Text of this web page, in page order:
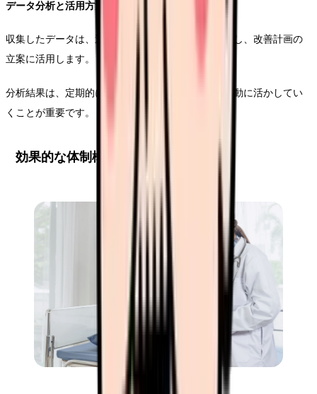
データ分析と活用方法
収集したデータは、適切な分析ツールを用いて整理し、改善計画の
立案に活用します。
分析結果は、定期的にスタッフ間で共有し、改善活動に活かしてい
くことが重要です。
効果的な体制構築のステップ